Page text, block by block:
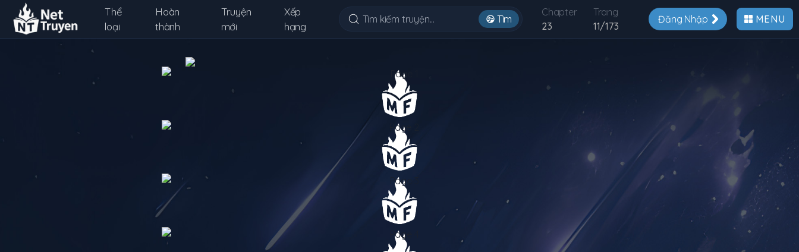
Thể
loại
Hoàn
thành
Truyện
mới
Xếp
hạng
Tìm
Chapter
23
Trang
11/173
Đăng Nhập MENU